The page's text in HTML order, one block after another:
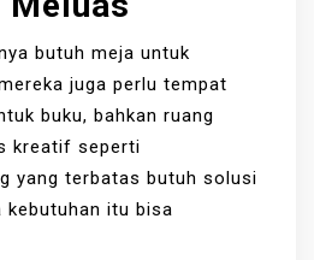
butuh meja untuk
juga perlu tempat
buku, bahkan ruang
kreatif seperti
yang terbatas butuh solusi
kebutuhan itu bisa